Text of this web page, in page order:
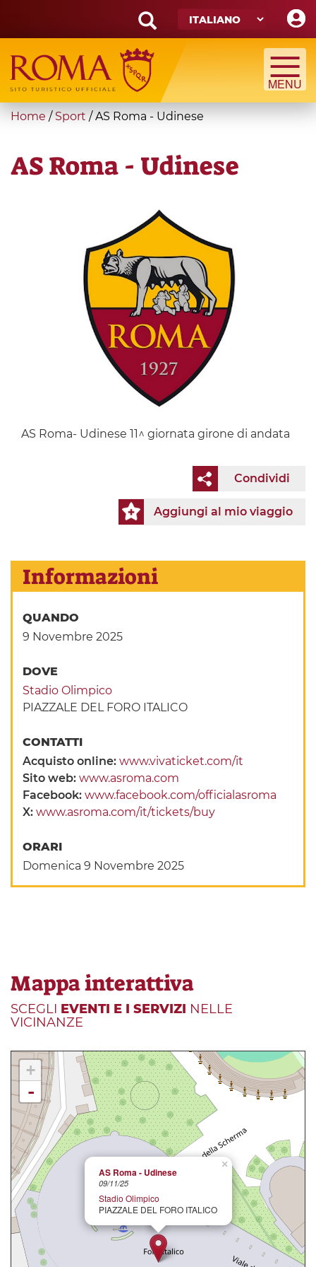
main
content
Search
form
Cerca
You
here
Home / Sport /AS Roma - Udinese
AS Roma - Udinese
AS Roma- Udinese 11^ giornata girone di andata
Condividi
Aggiungi al mio viaggio
Informazioni
QUANDO
9 Novembre 2025
DOVE
Stadio Olimpico
PIAZZALE DEL FORO ITALICO
CONTATTI
Acquisto online:www.vivaticket.com/it
Sito web:www.asroma.com
Facebook:www.facebook.com/officialasroma
X:www.asroma.com/it/tickets/buy
ORARI
Domenica 9 Novembre 2025
Mappa interattiva
SCEGLI EVENTI E I SERVIZI NELLE
VICINANZE
×
AS Roma - Udinese
09/11/25
Stadio Olimpico
PIAZZALE DEL FORO ITALICO
+
-